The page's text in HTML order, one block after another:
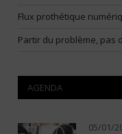
Flux prothétique
Partir du problème, pas
AGENDA
05/01/